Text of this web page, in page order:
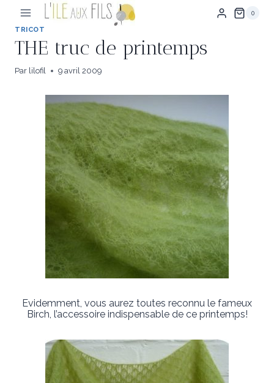
contenu
0
TRICOT
THE truc de printemps
Par lilofil 9 avril 2009
Evidemment, vous aurez toutes reconnu le fameux
Birch, l’accessoire indispensable de ce printemps!